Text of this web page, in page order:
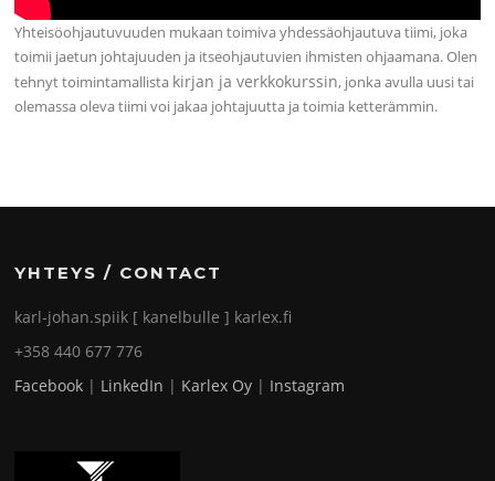
Yhteisöohjautuvuuden mukaan toimiva yhdessäohjautuva tiimi, joka
toimii jaetun johtajuuden ja itseohjautuvien ihmisten ohjaamana. Olen
tehnyt toimintamallista kirjan ja verkkokurssin, jonka avulla uusi tai
olemassa oleva tiimi voi jakaa johtajuutta ja toimia ketterämmin.
YHTEYS / CONTACT
karl-johan.spiik [ kanelbulle ] karlex.fi
+358 440 677 776
Facebook | LinkedIn | Karlex Oy | Instagram